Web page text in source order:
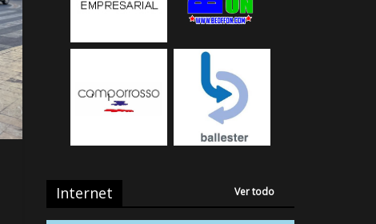
Internet Ver todo